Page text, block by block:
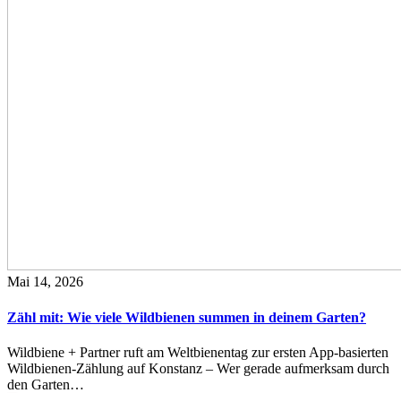
Mai 14, 2026
Zähl mit: Wie viele Wildbienen summen in deinem Garten?
Wildbiene + Partner ruft am Weltbienentag zur ersten App-basierten
Wildbienen-Zählung auf Konstanz – Wer gerade aufmerksam durch
den Garten…